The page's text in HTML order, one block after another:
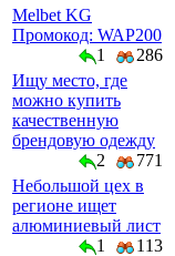
Melbet KG
Промокод: WAP200
1
286
Ищу место, где
можно купить
качественную
брендовую одежду
2
771
Небольшой цех в
регионе ищет
алюминиевый лист
1
113